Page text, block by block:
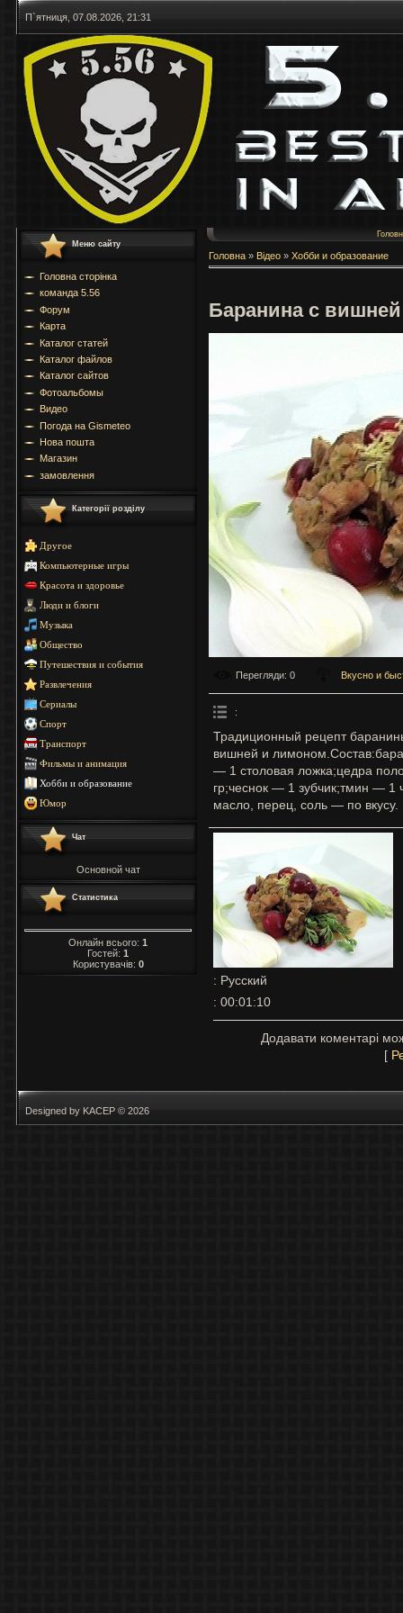
П`ятниця, 07.08.2026, 21:31
Меню сайту
Головна сторінка
команда 5.56
Форум
Карта
Каталог статей
Каталог файлов
Каталог сайтов
Фотоальбомы
Видео
Погода на Gismeteo
Нова пошта
Магазин
замовлення
Категорії розділу
Другое
Компьютерные игры
Красота и здоровье
Люди и блоги
Музыка
Общество
Путешествия и события
Развлечения
Сериалы
Спорт
Транспорт
Фильмы и анимация
Хобби и образование
Юмор
Чат
Основной чат
Статистика
Онлайн всього: 1
Гостей: 1
Користувачів: 0
Головна » Відео » Хобби и образование
Баранина с
Перегляди: 0 Вкусно и
:
Традиционный рецепт
вишней и
— 1 столовая ложка;цедра
гр;чеснок — 1 зубчик;тмин — 1
масло, перец, соль — по вкусу.
: Русский
: 00:01:10
Додавати коментарі
[
Designed by KACEP © 2026